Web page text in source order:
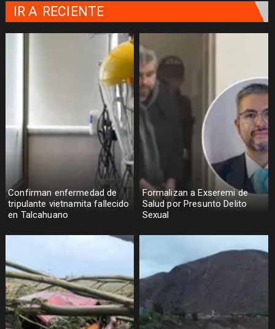
Confirman enfermedad de
tripulante vietnamita fallecido
en Talcahuano
Formalizan a Exseremi de
Salud por Presunto Delito
Sexual
IR A RECIENTE